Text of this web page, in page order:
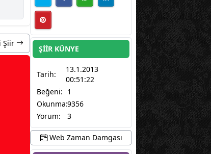
Şiir
ŞİİR KÜNYE
Tarih:
13.1.2013
00:51:22
Beğeni: 1
Okunma:9356
Yorum:
3
Web Zaman Damgası